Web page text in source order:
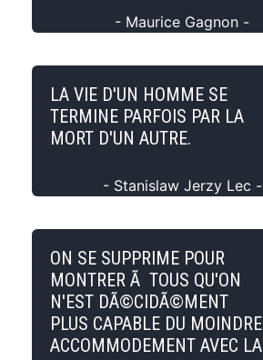
- Maurice Gagnon -
LA VIE D'UN HOMME SE
TERMINE PARFOIS PAR LA
MORT D'UN AUTRE.
- Stanislaw Jerzy Lec -
ON SE SUPPRIME POUR
MONTRER Ã TOUS QU'ON
N'EST DÃ©CIDÃ©MENT
PLUS CAPABLE DU MOINDRE
ACCOMMODEMENT AVEC LA